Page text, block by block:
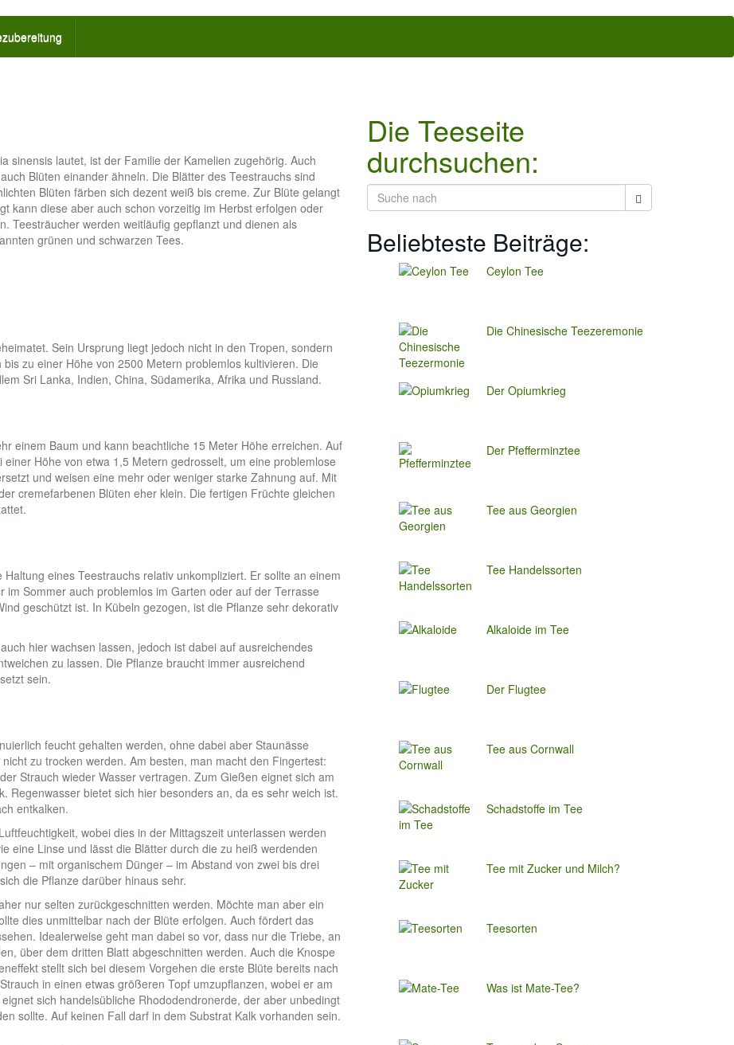
sinensis lautet, ist der Familie der Kamelien zugehörig. Auch
Blüten einander ähneln. Die Blätter des Teestrauchs sind
Blüten färben sich dezent weiß bis creme. Zur Blüte gelangt
kann diese aber auch schon vorzeitig im Herbst erfolgen oder
Teesträucher werden weitläufig gepflanzt und dienen als
grünen und schwarzen Tees.
Sein Ursprung liegt jedoch nicht in den Tropen, sondern
zu einer Höhe von 2500 Metern problemlos kultivieren. Die
Sri Lanka, Indien, China, Südamerika, Afrika und Russland.
einem Baum und kann beachtliche 15 Meter Höhe erreichen. Auf
Höhe von etwa 1,5 Metern gedrosselt, um eine problemlose
und weisen eine mehr oder weniger starke Zahnung auf. Mit
cremefarbenen Blüten eher klein. Die fertigen Früchte gleichen
eines Teestrauchs relativ unkompliziert. Er sollte an einem
Sommer auch problemlos im Garten oder auf der Terrasse
geschützt ist. In Kübeln gezogen, ist die Pflanze sehr dekorativ
hier wachsen lassen, jedoch ist dabei auf ausreichendes
zu lassen. Die Pflanze braucht immer ausreichend
sein.
feucht gehalten werden, ohne dabei aber Staunässe
zu trocken werden. Am besten, man macht den Fingertest:
Strauch wieder Wasser vertragen. Zum Gießen eignet sich am
Regenwasser bietet sich hier besonders an, da es sehr weich ist.
entkalken.
wobei dies in der Mittagszeit unterlassen werden
eine Linse und lässt die Blätter durch die zu heiß werdenden
– mit organischem Dünger – im Abstand von zwei bis drei
die Pflanze darüber hinaus sehr.
nur selten zurückgeschnitten werden. Möchte man aber ein
dies unmittelbar nach der Blüte erfolgen. Auch fördert das
Idealerweise geht man dabei so vor, dass nur die Triebe, an
über dem dritten Blatt abgeschnitten werden. Auch die Knospe
stellt sich bei diesem Vorgehen die erste Blüte bereits nach
in einen etwas größeren Topf umzupflanzen, wobei er am
sich handelsübliche Rhododendronerde, der aber unbedingt
sollte. Auf keinen Fall darf in dem Substrat Kalk vorhanden sein.
Die Teeseite
durchsuchen:
Beliebteste Beiträge:
Ceylon Tee
Die Chinesische Teezeremonie
Der Opiumkrieg
Der Pfefferminztee
Tee aus Georgien
Tee Handelssorten
Alkaloide im Tee
Der Flugtee
Tee aus Cornwall
Schadstoffe im Tee
Tee mit Zucker und Milch?
Teesorten
Was ist Mate-Tee?